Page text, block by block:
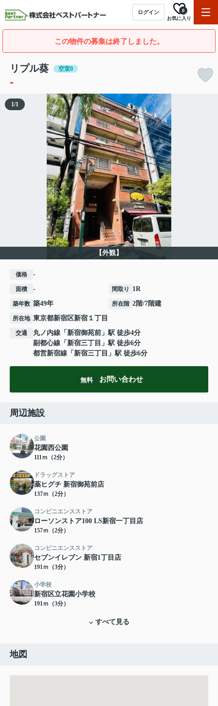
ログイン
お気に入り
0
この物件の募集は終了しました。
リプル葵 空室0
-
【外観】
1/1
価格 -
面積 - 間取り 1R
築年数 築49年 所在階 2階/7階建
所在地 東京都新宿区新宿 １丁目
交通 丸ノ内線 「 新宿御苑前 」駅 徒歩4分
副都心線 「 新宿三丁目 」駅 徒歩6分
都営新宿線 「 新宿三丁目 」駅 徒歩6分
無料 お問い合わせ
周辺施設
公園
花園西公園
111ｍ（2分）
ドラッグストア
薬ヒグチ 新宿御苑前店
137ｍ（2分）
コンビニエンスストア
ローソンストア100 LS新宿一丁目店
157ｍ（2分）
コンビニエンスストア
セブンイレブン 新宿1丁目店
191ｍ（3分）
小学校
新宿区立花園小学校
191ｍ（3分）
すべて見る
地図